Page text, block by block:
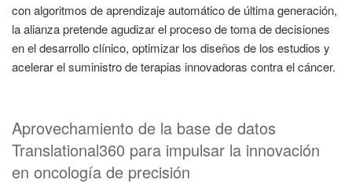
con algoritmos de aprendizaje automático de última generación,
la alianza pretende agudizar el proceso de toma de decisiones
en el desarrollo clínico, optimizar los diseños de los estudios y
acelerar el suministro de terapias innovadoras contra el cáncer.
Aprovechamiento de la base de datos
Translational360 para impulsar la innovación
en oncología de precisión